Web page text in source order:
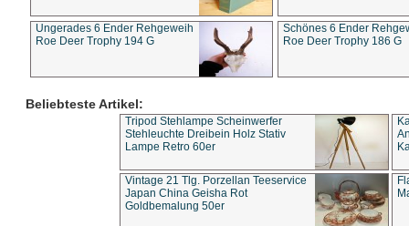
Ungerades 6 Ender Rehgeweih
Roe Deer Trophy 194 G
Schönes 6 Ender
Roe Deer Trophy 186 G
Beliebteste Artikel:
Tripod Stehlampe Scheinwerfer
Stehleuchte Dreibein Holz Stativ
Lampe Retro 60er
Vintage 21 Tlg. Porzellan Teeservice
Japan China Geisha Rot
Goldbemalung 50er